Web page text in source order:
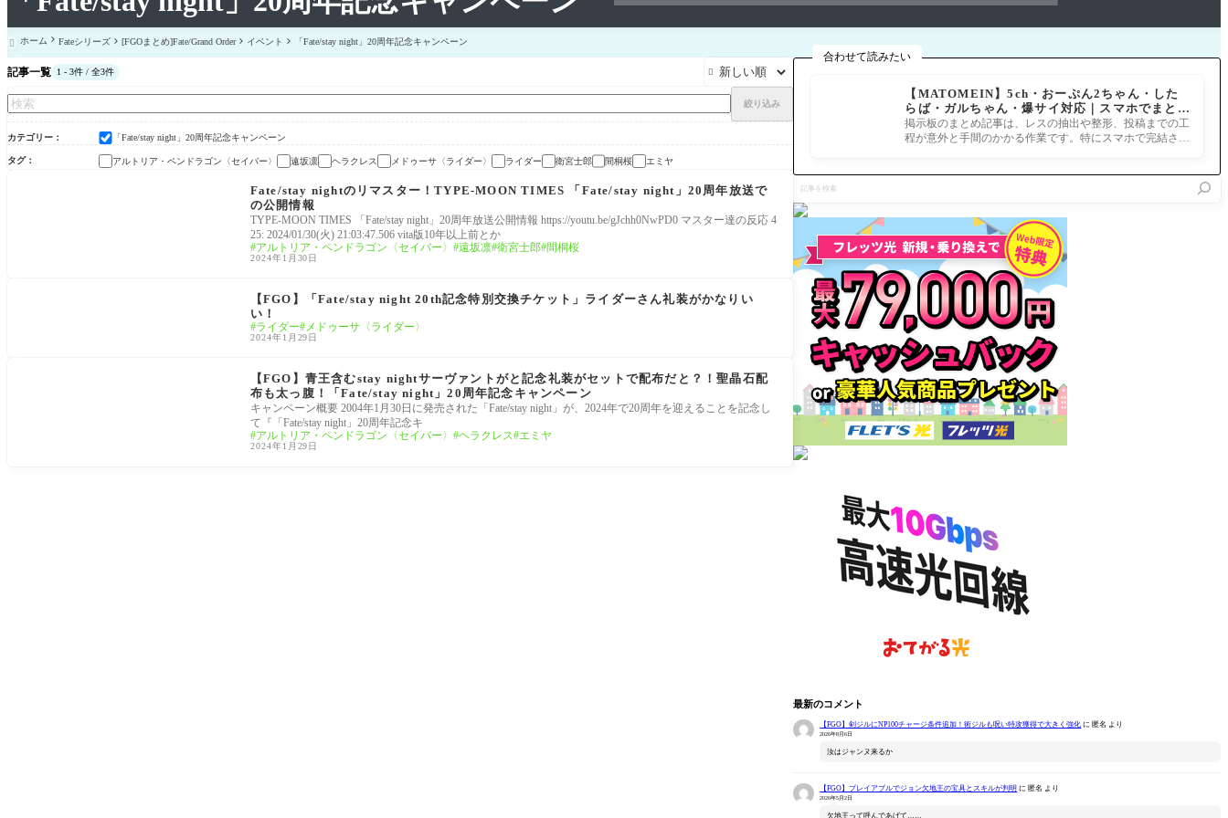
 ホーム Fateシリーズ [FGOまとめ]Fate/Grand Order イベント 「Fate/stay night」20周年記念キャンペーン
記事一覧 1 - 3件 / 全3件 
絞り込み
カテゴリー 「Fate/stay night」20周年記念キャンペーン
タグ アルトリア・ペンドラゴン〈セイバー〉 遠坂凛 ヘラクレス メドゥーサ〈ライダー〉 ライダー 衛宮士郎 間桐桜 エミヤ
「Fate/stay night」20周年記念キャンペーン
Fate/stay nightのリマスター！TYPE-MOON TIMES 「Fate/stay night」20周年放送で
の公開情報
TYPE-MOON TIMES 「Fate/stay night」20周年放送公開情報 https://youtu.be/gJchh0NwPD0 マスター達の反応 4
25: 2024/01/30(火) 21:03:47.506 vita版10年以上前とか
アルトリア・ペンドラゴン〈セイバー〉
遠坂凛 衛宮士郎 間桐桜
2024年1月30日
【FGO】「Fate/stay night 20th記念特別交換チケット」ライダーさん礼装がかなりい
い！
ライダー メドゥーサ〈ライダー〉
2024年1月29日
【FGO】青王含むstay nightサーヴァントがと記念礼装がセットで配布だと？！聖晶石配
布も太っ腹！「Fate/stay night」20周年記念キャンペーン
キャンペーン概要 2004年1月30日に発売された「Fate/stay night」が、2024年で20周年を迎えることを記念し
て『「Fate/stay night」20周年記念キ
アルトリア・ペンドラゴン〈セイバー〉
ヘラクレス エミヤ
2024年1月29日
合わせて読みたい
【MATOMEIN】5ch・おーぷん2ちゃん・した
らば・ガルちゃん・爆サイ対応｜スマホでまとめ
記事を作れるアプリ FGOのまとめ記事ができる
まで
掲示板のまとめ記事は、レスの抽出や整形、投稿までの工
程が意外と手間のかかる作業です。特にスマホで完結させ
を
検
最新のコメント
【FGO】剣ジルにNP100チャージ条件追加！術ジルも呪い特攻獲得で大きく強化 に 匿名 より
2026年8月6日
汝はジャンヌ来るか
【FGO】プレイアブルでジョン欠地王の宝具とスキルが判明 に 匿名 より
2026年5月2日
欠地王って呼んであげて……